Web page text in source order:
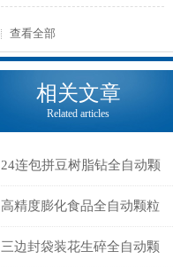
查看全部
相关文章
Related articles
24连包拼豆树脂钻全自动颗
粒包装机高精度防静电
高精度膨化食品全自动颗粒
包装机15-35克\包
三边封袋装花生碎全自动颗